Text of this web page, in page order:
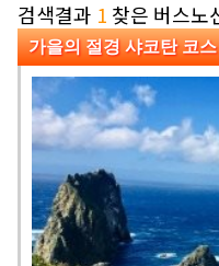
검색결과 1 찾은 버스노
가을의 절경 샤코탄 코